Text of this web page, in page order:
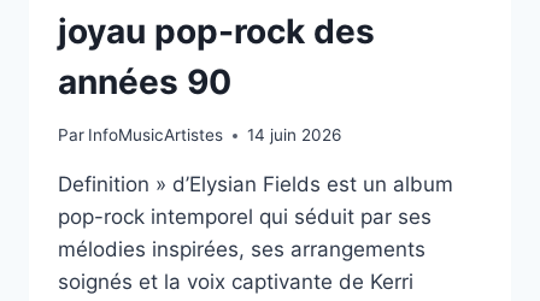
joyau pop-rock des
années 90
Par InfoMusicArtistes 14 juin 2026
Definition » d’Elysian Fields est un album
pop-rock intemporel qui séduit par ses
mélodies inspirées, ses arrangements
soignés et la voix captivante de Kerri